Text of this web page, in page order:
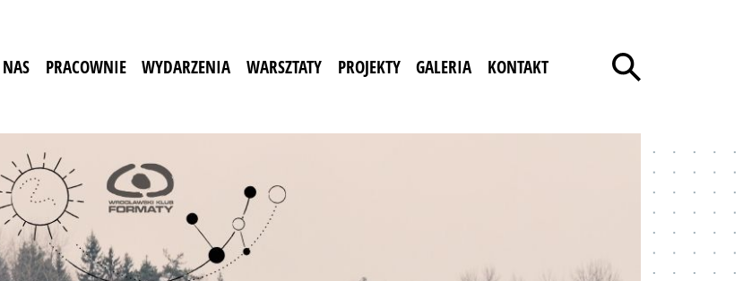
PRACOWNIE WYDARZENIA WARSZTATY PROJEKTY GALERIA KONTAKT